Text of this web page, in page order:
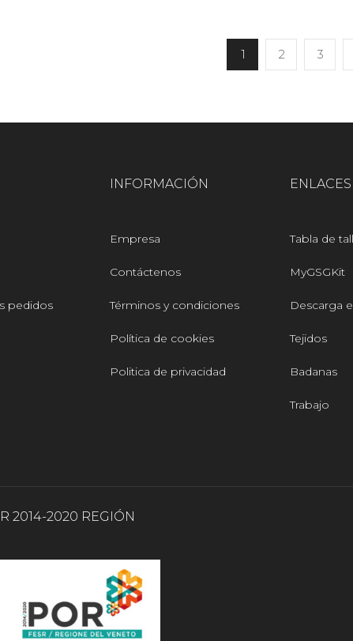
1 2 3
pedidos
INFORMACIÓN
Empresa
Contáctenos
Términos y condiciones
Política de cookies
Politica de privacidad
Tabla de
MyGSGKit
Descarga
Tejidos
Badanas
Trabajo
2014-2020 REGIÓN